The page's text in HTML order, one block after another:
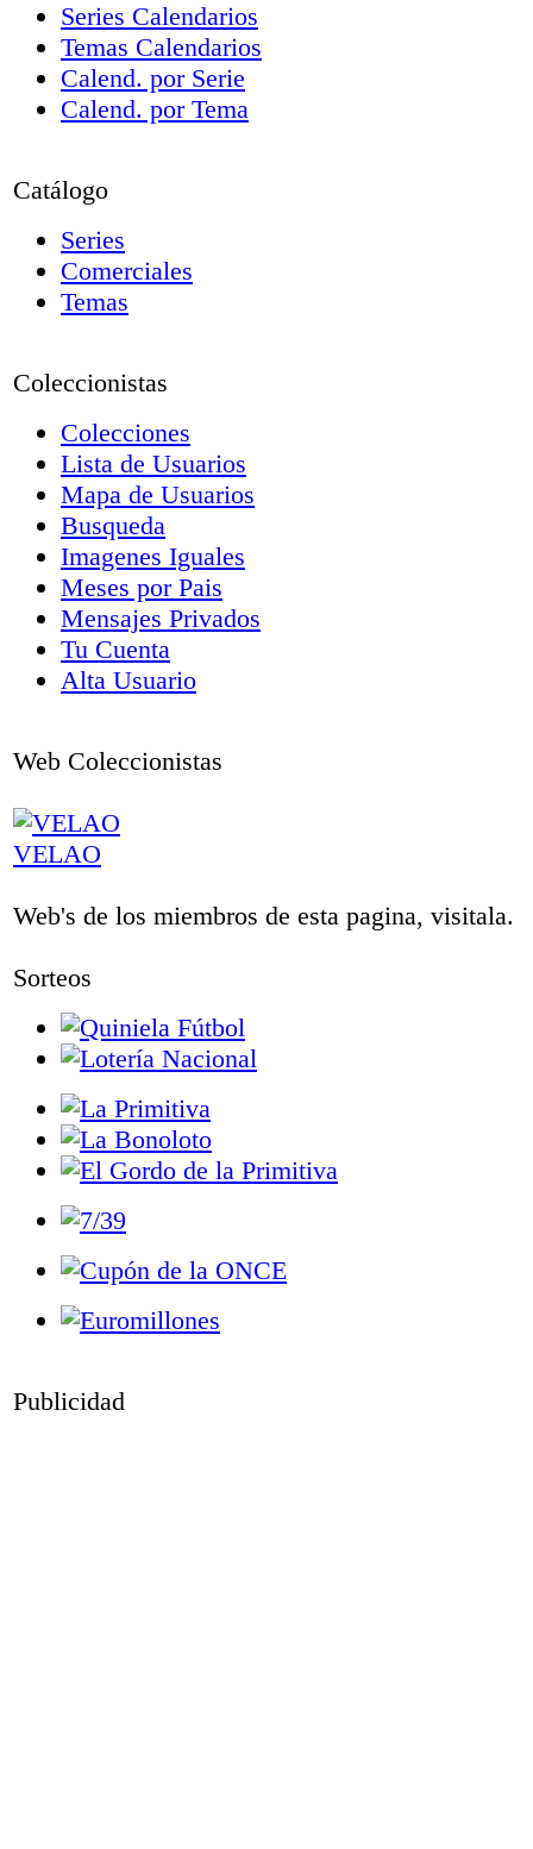
Series Calendarios
Temas Calendarios
Calend. por Serie
Calend. por Tema
Catálogo
Series
Comerciales
Temas
Coleccionistas
Colecciones
Lista de Usuarios
Mapa de Usuarios
Busqueda
Imagenes Iguales
Meses por Pais
Mensajes Privados
Tu Cuenta
Alta Usuario
Web Coleccionistas
VELAO
Web's de los miembros de esta pagina, visitala.
Sorteos
Publicidad